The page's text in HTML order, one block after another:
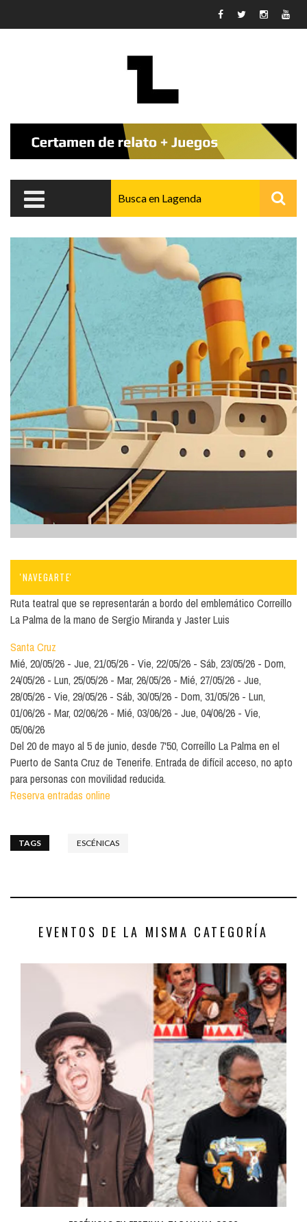
'NAVEGARTE'
Ruta teatral que se representarán a bordo del emblemático Correíllo
La Palma de la mano de Sergio Miranda y Jaster Luis
Santa Cruz
Mié, 20/05/26
Jue, 21/05/26 Vie, 22/05/26 Sáb, 23/05/26
Dom,
24/05/26
Lun, 25/05/26 Mar, 26/05/26 Mié, 27/05/26
Jue,
28/05/26
Vie, 29/05/26 Sáb, 30/05/26 Dom, 31/05/26
Lun,
01/06/26
Mar, 02/06/26 Mié, 03/06/26 Jue, 04/06/26
Vie,
05/06/26
Del 20 de mayo al 5 de junio, desde 7'50, Correíllo La Palma en el
Puerto de Santa Cruz de Tenerife. Entrada de difícil acceso, no apto
para personas con movilidad reducida.
Reserva entradas online
TAGS ESCÉNICAS
EVENTOS DE LA MISMA CATEGORÍA